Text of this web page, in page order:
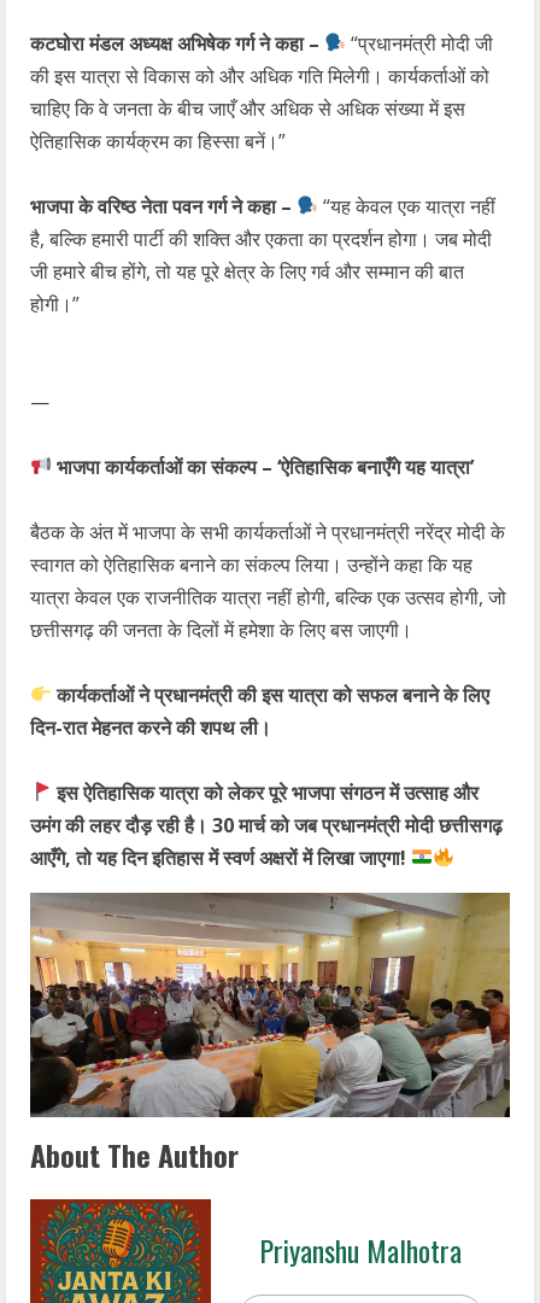
कटघोरा मंडल अध्यक्ष अभिषेक गर्ग ने कहा –
“प्रधानमंत्री मोदी जी
की इस यात्रा से विकास को और अधिक गति मिलेगी। कार्यकर्ताओं को
चाहिए कि वे जनता के बीच जाएँ और अधिक से अधिक संख्या में इस
ऐतिहासिक कार्यक्रम का हिस्सा बनें।”
भाजपा के वरिष्ठ नेता पवन गर्ग ने कहा –
“यह केवल एक यात्रा नहीं
है, बल्कि हमारी पार्टी की शक्ति और एकता का प्रदर्शन होगा। जब मोदी
जी हमारे बीच होंगे, तो यह पूरे क्षेत्र के लिए गर्व और सम्मान की बात
होगी।”
—
भाजपा कार्यकर्ताओं का संकल्प – ‘ऐतिहासिक बनाएँगे यह यात्रा’
बैठक के अंत में भाजपा के सभी कार्यकर्ताओं ने प्रधानमंत्री नरेंद्र मोदी के
स्वागत को ऐतिहासिक बनाने का संकल्प लिया। उन्होंने कहा कि यह
यात्रा केवल एक राजनीतिक यात्रा नहीं होगी, बल्कि एक उत्सव होगी, जो
छत्तीसगढ़ की जनता के दिलों में हमेशा के लिए बस जाएगी।
कार्यकर्ताओं ने प्रधानमंत्री की इस यात्रा को सफल बनाने के लिए
दिन-रात मेहनत करने की शपथ ली।
इस ऐतिहासिक यात्रा को लेकर पूरे भाजपा संगठन में उत्साह और
उमंग की लहर दौड़ रही है। 30 मार्च को जब प्रधानमंत्री मोदी छत्तीसगढ़
आएँगे, तो यह दिन इतिहास में स्वर्ण अक्षरों में लिखा जाएगा!
About The Author
Priyanshu Malhotra